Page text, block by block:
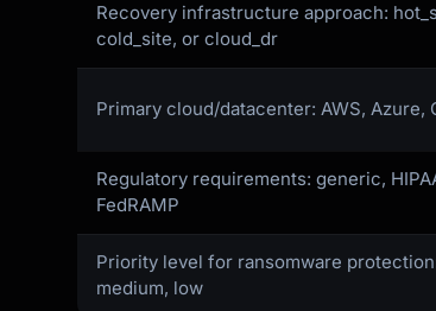
Recovery infrastructure approach:
cold_site, or cloud_dr
Primary cloud/datacenter: AWS, Azure,
Regulatory requirements: generic,
FedRAMP
Priority level for ransomware
medium, low